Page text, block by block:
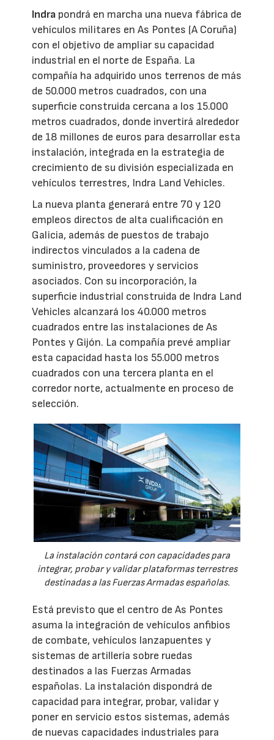
Indra pondrá en marcha una nueva fábrica de
vehículos militares en As Pontes (A Coruña)
con el objetivo de ampliar su capacidad
industrial en el norte de España. La
compañía ha adquirido unos terrenos de más
de 50.000 metros cuadrados, con una
superficie construida cercana a los 15.000
metros cuadrados, donde invertirá alrededor
de 18 millones de euros para desarrollar esta
instalación, integrada en la estrategia de
crecimiento de su división especializada en
vehículos terrestres, Indra Land Vehicles.
La nueva planta generará entre 70 y 120
empleos directos de alta cualificación en
Galicia, además de puestos de trabajo
indirectos vinculados a la cadena de
suministro, proveedores y servicios
asociados. Con su incorporación, la
superficie industrial construida de Indra Land
Vehicles alcanzará los 40.000 metros
cuadrados entre las instalaciones de As
Pontes y Gijón. La compañía prevé ampliar
esta capacidad hasta los 55.000 metros
cuadrados con una tercera planta en el
corredor norte, actualmente en proceso de
selección.
La instalación contará con capacidades para
integrar, probar y validar plataformas terrestres
destinadas a las Fuerzas Armadas españolas.
Está previsto que el centro de As Pontes
asuma la integración de vehículos anfibios
de combate, vehículos lanzapuentes y
sistemas de artillería sobre ruedas
destinados a las Fuerzas Armadas
españolas. La instalación dispondrá de
capacidad para integrar, probar, validar y
poner en servicio estos sistemas, además
de nuevas capacidades industriales para